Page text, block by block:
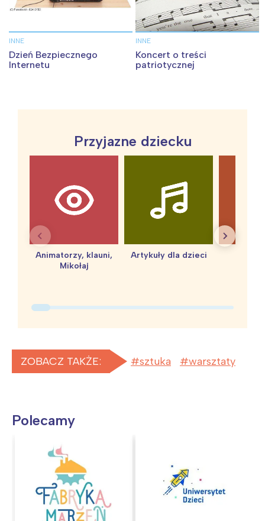
INNE
Dzień Bezpiecznego
Internetu
INNE
Koncert o treści
patriotycznej
Przyjazne dziecku
Animatorzy, klauni,
Mikołaj
Artykuły dla dzieci
ZOBACZ TAKŻE: sztuka warsztaty
Polecamy
Interesują mnie wydarzenia z
Warszawa
Poznań
Wrocław
Śląsk
Północ